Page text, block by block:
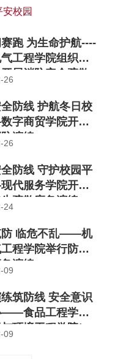
安校园
跑 为生命护航----
工程学院组织全
展消防安全疏散
26
防线 护航冬日校
字商贸学院开展
演练
26
防线 守护校园平
代服务学院开展
疏散应急演练
24
防 临危不乱——机
程学院举行防震
演练
09
筑防线 安全意识
——食品工程学院
环境工程学院）
09